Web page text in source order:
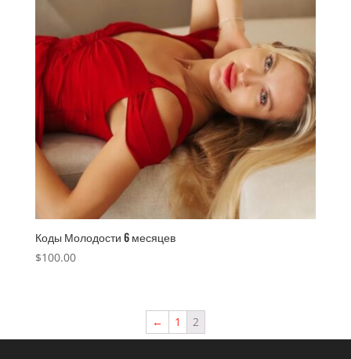
Коды Молодости 6 месяцев
$100.00
← 1 2